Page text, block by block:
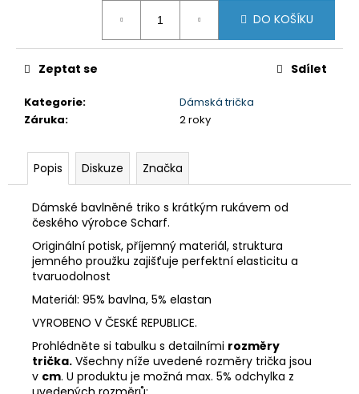
DO KOŠÍKU
Kategorie:
Dámská trička
Záruka: 2 roky
Zeptat se Sdílet
Popis Diskuze Značka
Dámské bavlněné triko s krátkým rukávem od
českého výrobce Scharf.
Originální potisk, příjemný materiál, struktura
jemného proužku zajišťuje perfektní elasticitu a
tvaruodolnost
Materiál: 95% bavlna, 5% elastan
VYROBENO V ČESKÉ REPUBLICE.
Prohlédněte si tabulku s detailními rozměry
trička. Všechny níže uvedené rozměry trička jsou
v cm. U produktu je možná max. 5% odchylka z
u
m
e
DÁMSKÉ
3/4
KALHOTY
MISSY
NBSLP4242B
ČERNÉ
699
Kč
Původně:
295